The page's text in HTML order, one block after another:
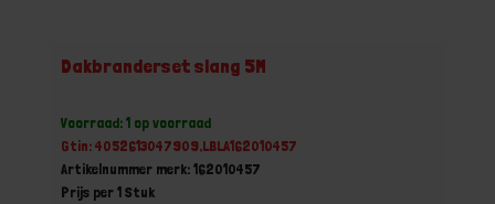
Dakbranderset slang 5M
Voorraad: 1 op voorraad
Gtin: 4052613047909,LBLA162010457
Artikelnummer merk: 162010457
Prijs per 1 Stuk